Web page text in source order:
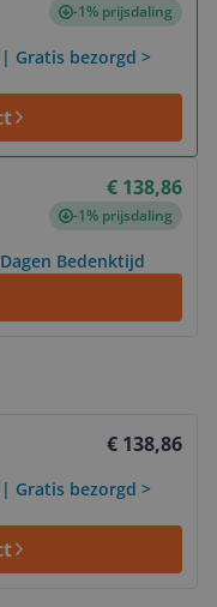
-1% prijsdaling
Gratis bezorgd >
€ 138,86
-1% prijsdaling
Bedenktijd
€ 138,86
Gratis bezorgd >